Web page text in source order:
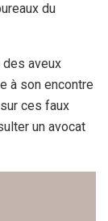
du
aveux
à son encontre
ces faux
un avocat